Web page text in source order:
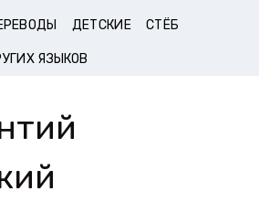
ДЕТСКИЕ СТЁБ
ЯЗЫКОВ